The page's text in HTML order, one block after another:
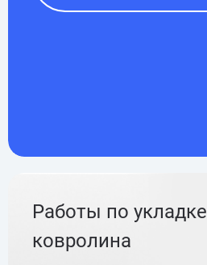
Работы по укладке
ковролина